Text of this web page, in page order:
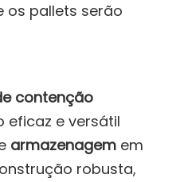
os pallets serão
contenção
eficaz e versátil
armazenagem em
robusta,